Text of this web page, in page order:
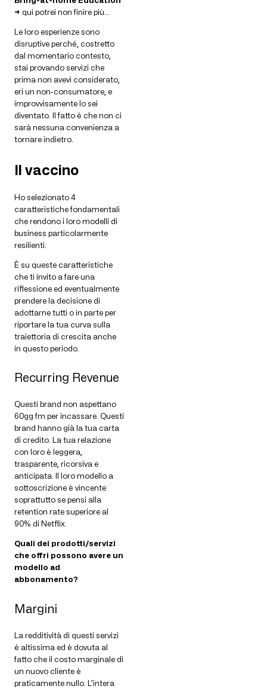
→ qui potrei non finire più…
Le loro esperienze sono
disruptive perché, costretto
dal momentario contesto,
stai provando servizi che
prima non avevi considerato,
eri un non-consumatore, e
improvvisamente lo sei
diventato. Il fatto è che non ci
sarà nessuna convenienza a
tornare indietro.
Il vaccino
Ho selezionato 4
caratteristiche fondamentali
che rendono i loro modelli di
business particolarmente
resilienti.
È su queste caratteristiche
che ti invito a fare una
riflessione ed eventualmente
prendere la decisione di
adottarne tutti o in parte per
riportare la tua curva sulla
traiettoria di crescita anche
in questo periodo.
Recurring Revenue
Questi brand non aspettano
60gg fm per incassare. Questi
brand hanno già la tua carta
di credito. La tua relazione
con loro è leggera,
trasparente, ricorsiva e
anticipata. Il loro modello a
sottoscrizione è vincente
soprattutto se pensi alla
retention rate superiore al
90% di Netflix.
Quali dei prodotti/servizi
che offri possono avere un
modello ad
abbonamento?
Margini
La redditività di questi servizi
è altissima ed è dovuta al
fatto che il costo marginale di
un nuovo cliente è
praticamente nullo. L’intera